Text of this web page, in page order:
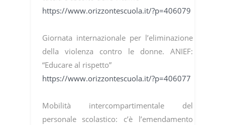
https://www.orizzontescuola.it/?p=406079
Giornata internazionale per l’eliminazione
della violenza contro le donne. ANIEF:
“Educare al rispetto”
https://www.orizzontescuola.it/?p=406077
Mobilità intercompartimentale del
personale scolastico: c’è l’emendamento